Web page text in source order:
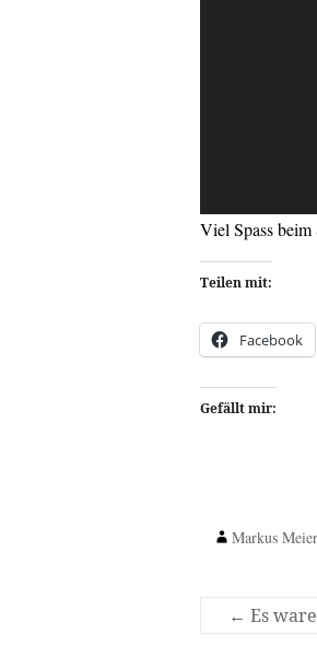
Viel Spass beim
Teilen mit:
Facebook
Gefällt mir:
Markus Meier
← Es